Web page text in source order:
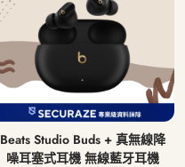
Beats Studio Buds + 真無線降
噪耳塞式耳機 無線藍牙耳機